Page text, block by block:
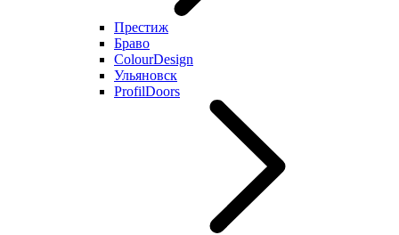
Престиж
Браво
ColourDesign
Ульяновск
ProfilDoors